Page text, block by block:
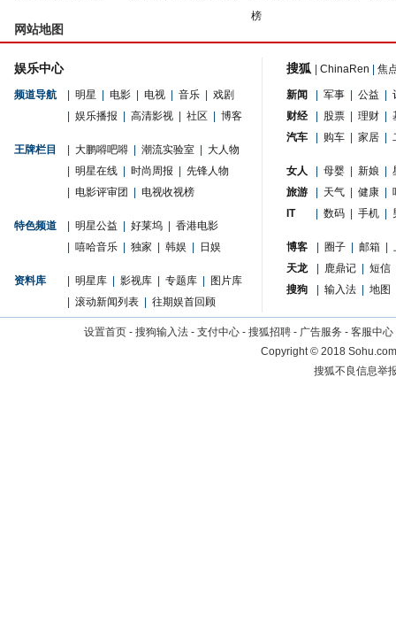
榜
网站地图
娱乐中心
频道导航 明星 电影 电视 音乐
戏剧
娱乐播报 高清影视 社区 博客
王牌栏目 大鹏嘚吧嘚 潮流实验室
大人物
明星在线 时尚周报
先锋人物
电影评审团 电视收视榜
特色频道 明星公益 好莱坞
香港电影
嘻哈音乐 独家 韩娱 日娱
资料库 明星库 影视库 专题库
图片库
滚动新闻列表 往期娱首回顾
搜狐 ChinaRen 焦
新闻 军事 公益
财经
股票 理财
汽车
购车 家居
女人 母婴 新娘
旅游
天气 健康
IT
数码 手机
博客 圈子 邮箱
天龙
鹿鼎记
短信
搜狗
输入法 地图
设置首页 - 搜狗输入法 - 支付中心 - 搜狐招聘 - 广告服务 - 客服中心
Copyright©2018
搜狐不良信息举